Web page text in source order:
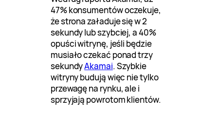
47% konsumentów oczekuje,
że strona załaduje się w 2
sekundy lub szybciej, a 40%
opuści witrynę, jeśli będzie
musiało czekać ponad trzy
sekundyAkamai. Szybkie
witryny budują więc nie tylko
przewagę na rynku, ale i
sprzyjają powrotom klientów.